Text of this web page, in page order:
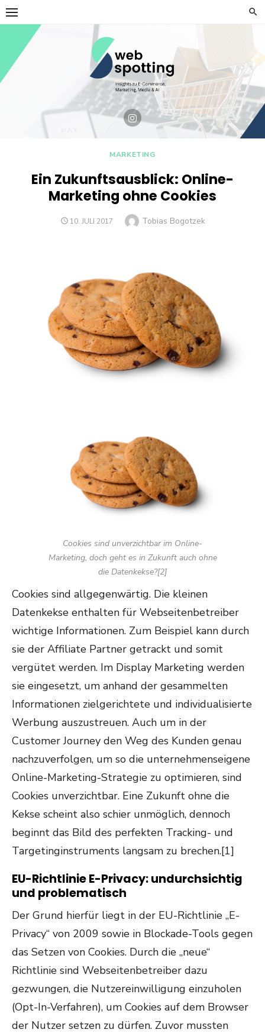
Skip
to
content
MARKETING
Ein Zukunftsausblick: Online-
Marketing ohne Cookies
POSTED
10. JULI 2017 Author
Tobias Bogotzek
Cookies sind unverzichtbar im Online-
Marketing, doch geht es in Zukunft auch ohne
die Datenkekse?[2]
Cookies sind allgegenwärtig. Die kleinen
Datenkekse enthalten für Webseitenbetreiber
wichtige Informationen. Zum Beispiel kann durch
sie der Affiliate Partner getrackt und somit
vergütet werden. Im Display Marketing werden
sie eingesetzt, um anhand der gesammelten
Informationen zielgerichtete und individualisierte
Werbung auszustreuen. Auch um in der
Customer Journey den Weg des Kunden genau
nachzuverfolgen, um so die unternehmenseigene
Online-Marketing-Strategie zu optimieren, sind
Cookies unverzichtbar. Eine Zukunft ohne die
Kekse scheint also schier unmöglich, dennoch
beginnt das Bild des perfekten Tracking- und
Targetinginstruments langsam zu brechen.[1]
EU-Richtlinie E-Privacy: undurchsichtig
und problematisch
Der Grund hierfür liegt in der EU-Richtlinie „E-
Privacy“ von 2009 sowie in Blockade-Tools gegen
das Setzen von Cookies. Durch die „neue“
Richtlinie sind Webseitenbetreiber dazu
gezwungen, die Nutzereinwilligung einzuholen
(Opt-In-Verfahren), um Cookies auf dem Browser
der Nutzer setzen zu dürfen. Zuvor mussten